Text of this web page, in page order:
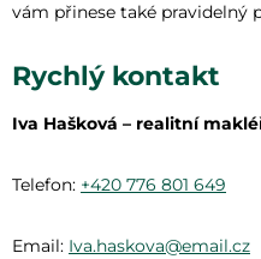
vám přinese také pravidelný
Rychlý kontakt
Iva Hašková – realitní
Telefon: +420 776 801 649
Email: Iva.haskova@email.cz